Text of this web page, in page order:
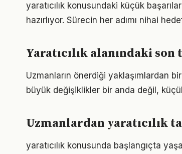
yaratıcılık konusundaki küçük
hazırlıyor. Sürecin her adımı nihai
Yaratıcılık alanındaki
Uzmanların önerdiği yaklaşımlardan
büyük değişiklikler bir anda değil,
Uzmanlardan yaratıcılık
yaratıcılık konusunda başlangıçta